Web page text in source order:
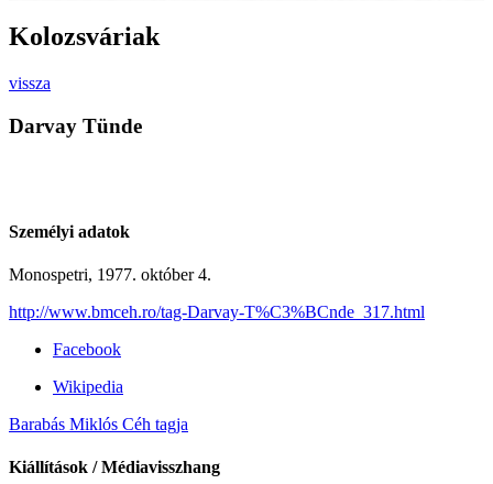
Kolozsváriak
vissza
Darvay Tünde
Személyi adatok
Monospetri, 1977. október 4.
http://www.bmceh.ro/tag-Darvay-T%C3%BCnde_317.html
Facebook
Wikipedia
Barabás Miklós Céh tagja
Kiállítások / Médiavisszhang